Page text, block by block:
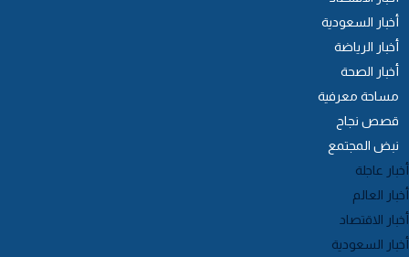
أخبار السعودية
أخبار الرياضة
أخبار الصحة
مساحة معرفية
قصص نجاح
نبض المجتمع
عاجلة
العالم
الاقتصاد
السعودية